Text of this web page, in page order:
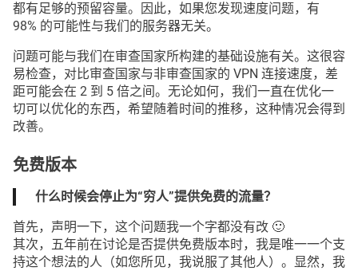
都有足够的预留容量。因此，如果您发现速度问题，有
98% 的可能性与我们的服务器无关。
问题可能与我们在审查国家所构建的基础设施有关。这很容
易检查，对比审查国家与非审查国家的 VPN 连接速度，差
距可能会在 2 到 5 倍之间。无论如何，我们一直在优化一
切可以优化的东西，希望随着时间的推移，这种情况会得到
改善。
免费版本
什么时候会停止为“穷人”提供免费的流量？
首先，声明一下，这个问题我一个字都没有改 🙂
其次，五年前在讨论是否提供免费版本时，我是唯一一个支
持这个想法的人（如您所见，我说服了其他人）。显然，我